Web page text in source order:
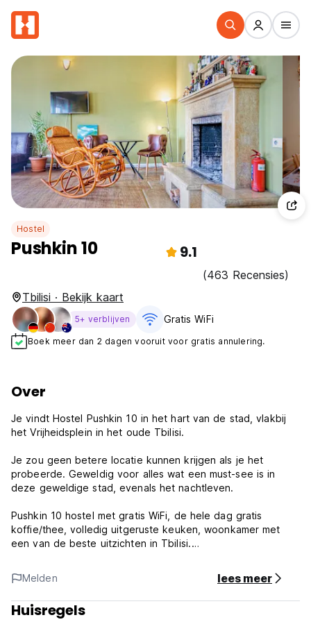
Hostel
Pushkin 10 9.1
(463 Recensies)
Tbilisi · Bekijk kaart
5+ verblijven Gratis WiFi
Boek meer dan 2 dagen vooruit voor gratis annulering.
Over
Je vindt Hostel Pushkin 10 in het hart van de stad, vlakbij
het Vrijheidsplein in het oude Tbilisi.
Je zou geen betere locatie kunnen krijgen als je het
probeerde. Geweldig voor alles wat een must-see is in
deze geweldige stad, evenals het nachtleven.
Pushkin 10 hostel met gratis WiFi, de hele dag gratis
koffie/thee, volledig uitgeruste keuken, woonkamer met
een van de beste uitzichten in Tbilisi.
Onze slaapzalen zijn voorzien van individuele
stopcontacten en uw eigen LED-lampje om 's avonds laat te
kunnen lezen. Bij elk slaapzaalbed zijn gordijnen aanwezig,
zodat u kunt genieten van uw persoonlijke ruimte terwijl u
Melden lees meer
Huisregels